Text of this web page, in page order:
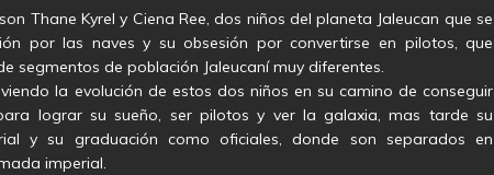
Thane Kyrel y Ciena Ree, dos niños del planeta Jaleucan que se
por las naves y su obsesión por convertirse en pilotos, que
segmentos de población Jaleucaní muy diferentes.
la evolución de estos dos niños en su camino de conseguir
lograr su sueño, ser pilotos y ver la galaxia, mas tarde su
y su graduación como oficiales, donde son separados en
imperial.